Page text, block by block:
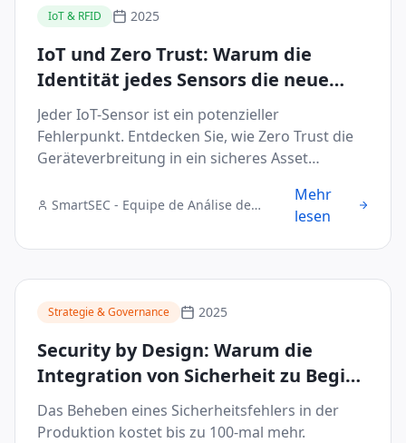
IoT & RFID 2025
IoT und Zero Trust: Warum die
Identität jedes Sensors die neue
Sicherheitsgrenze ist
Jeder IoT-Sensor ist ein potenzieller
Fehlerpunkt. Entdecken Sie, wie Zero Trust die
Geräteverbreitung in ein sicheres Asset
SmartSEC - Equipe de Análise de
Mehr
lesen
Strategie & Governance 2025
Security by Design: Warum die
Integration von Sicherheit zu Beginn
von Blockchain- und IoT-Projekten
den TCO reduziert
Das Beheben eines Sicherheitsfehlers in der
Produktion kostet bis zu 100-mal mehr.